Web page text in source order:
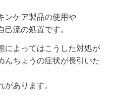
ンケア製品の使用や
流の処置です。
によってはこうした対処が
んちょうの症状が長引いた
あります。